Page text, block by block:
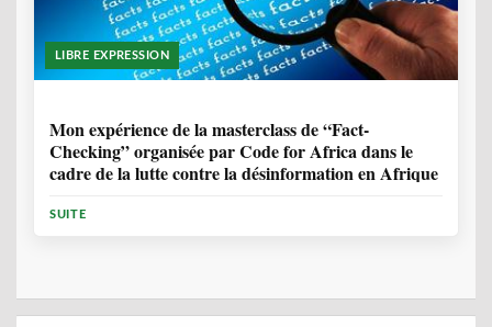
LIBRE EXPRESSION
Mon expérience de la masterclass de “Fact-
Checking” organisée par Code for Africa dans le
cadre de la lutte contre la désinformation en Afrique
SUITE